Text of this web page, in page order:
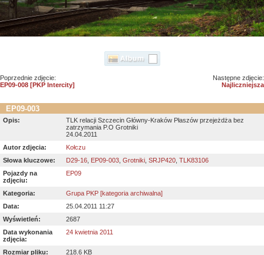
Poprzednie zdjęcie:
EP09-008 [PKP Intercity]
Następne zdjęcie:
Najliczniejsza
EP09-003
Opis:
TLK relacji Szczecin Główny-Kraków Płaszów przejeżdża bez
zatrzymania P.O Grotniki
24.04.2011
Autor zdjęcia:
Kołczu
Słowa kluczowe:
D29-16 EP09-003 Grotniki SRJP420 TLK83106
Pojazdy na
zdjęciu:
EP09
Kategoria:
Grupa PKP [kategoria archiwalna]
Data:
25.04.2011 11:27
Wyświetleń:
2687
Data wykonania
zdjęcia:
24 kwietnia 2011
Rozmiar pliku: 218.6 KB